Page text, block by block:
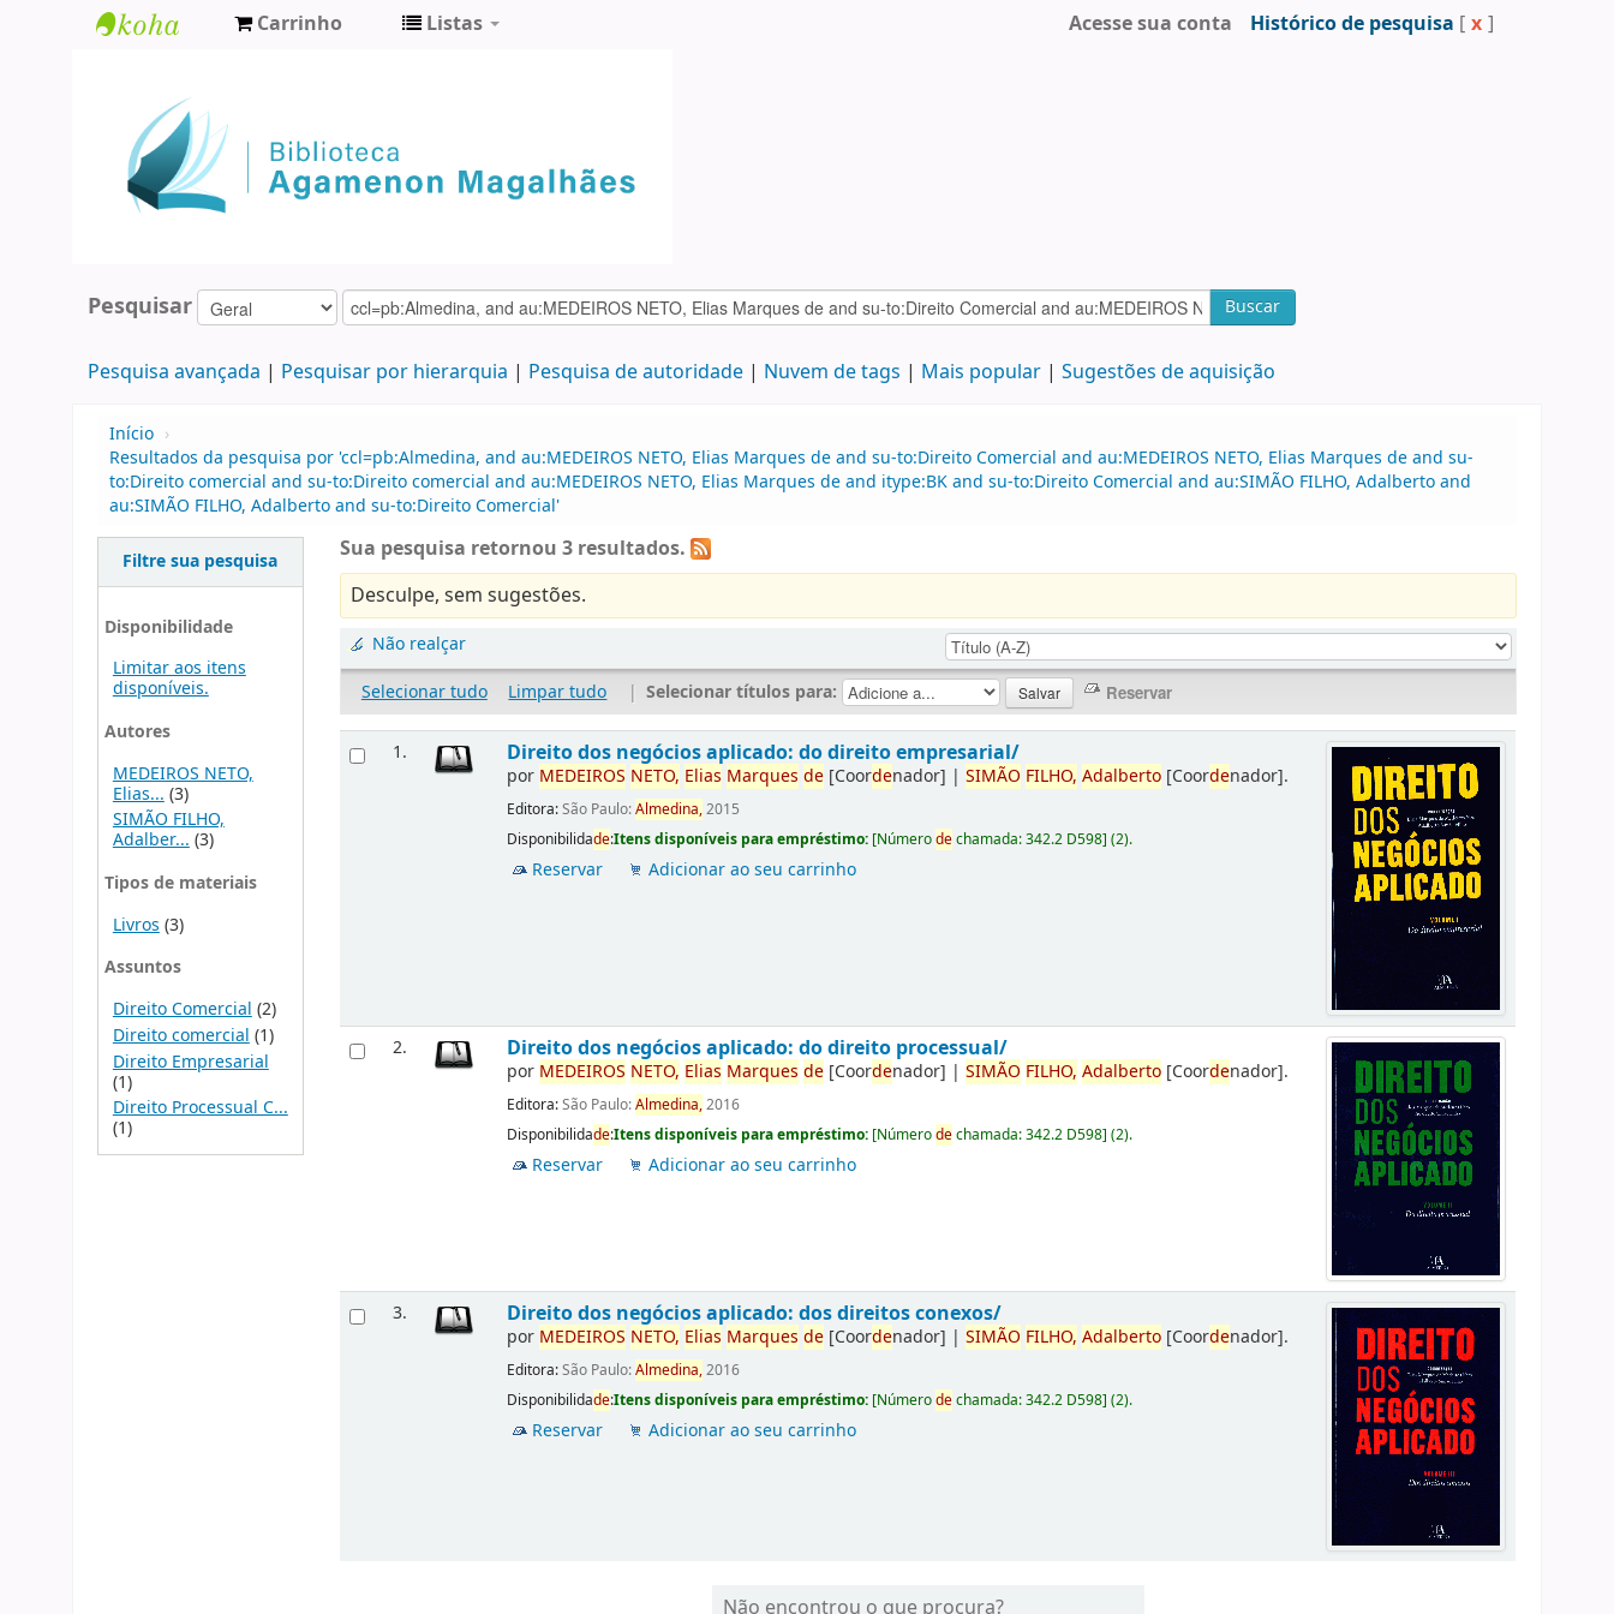
Agamenon
Magalhães
Carrinho Listas Acesse sua conta Histórico de pesquisa [ x ]
Pesquisar Buscar
Pesquisa avançada Pesquisar por hierarquia Pesquisa de autoridade Nuvem de tags Mais popular Sugestões de aquisição
Início ›
Resultados da pesquisa por 'ccl=pb:Almedina, and au:MEDEIROS NETO, Elias Marques de and su-to:Direito Comercial and au:MEDEIROS NETO, Elias Marques de and su-
to:Direito comercial and su-to:Direito comercial and au:MEDEIROS NETO, Elias Marques de and itype:BK and su-to:Direito Comercial and au:SIMÃO FILHO, Adalberto and
au:SIMÃO FILHO, Adalberto and su-to:Direito Comercial'
Filtre sua pesquisa
Disponibilidade
Limitar aos itens
disponíveis.
Autores
MEDEIROS NETO,
Elias... (3)
SIMÃO FILHO,
Adalber...(3)
Tipos de materiais
Livros (3)
Assuntos
Direito Comercial (2)
Direito comercial (1)
Direito Empresarial
(1)
Direito Processual C...
(1)
Sua pesquisa retornou 3 resultados.
Desculpe, sem sugestões.
Não realçar
Selecionar tudo
Limpar tudo | Selecionar títulos para:
1. Direito dos negócios aplicado: do direito empresarial/
por MEDEIROS NETO, Elias Marques de [Coordenador] |SIMÃO FILHO, Adalberto [Coordenador].
Editora:São Paulo:Almedina,2015
Disponibilidade:Itens disponíveis para empréstimo: [Númerodechamada:342.2 D598](2).
Reservar Adicionar ao seu carrinho
2. Direito dos negócios aplicado: do direito processual/
por MEDEIROS NETO, Elias Marques de [Coordenador] |SIMÃO FILHO, Adalberto [Coordenador].
Editora:São Paulo:Almedina,2016
Disponibilidade:Itens disponíveis para empréstimo: [Númerodechamada:342.2 D598](2).
Reservar Adicionar ao seu carrinho
3. Direito dos negócios aplicado: dos direitos conexos/
por MEDEIROS NETO, Elias Marques de [Coordenador] |SIMÃO FILHO, Adalberto [Coordenador].
Editora:São Paulo:Almedina,2016
Disponibilidade:Itens disponíveis para empréstimo: [Númerodechamada:342.2 D598](2).
Reservar Adicionar ao seu carrinho